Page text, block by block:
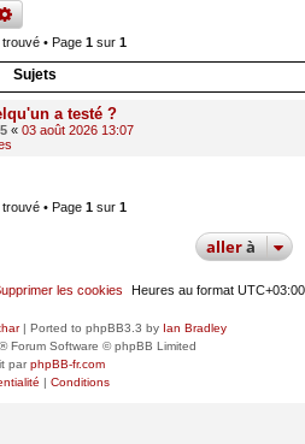
recherche
• Page 1sur 1
Sujets
a testé ?
« 03 août 2026 13:07
• Page 1sur 1
allerà
Heures au format UTC+03:00
les cookies
| Ported to phpBB3.3 by Ian Bradley
® Forum Software © phpBB Limited
parphpBB-fr.com
| Conditions